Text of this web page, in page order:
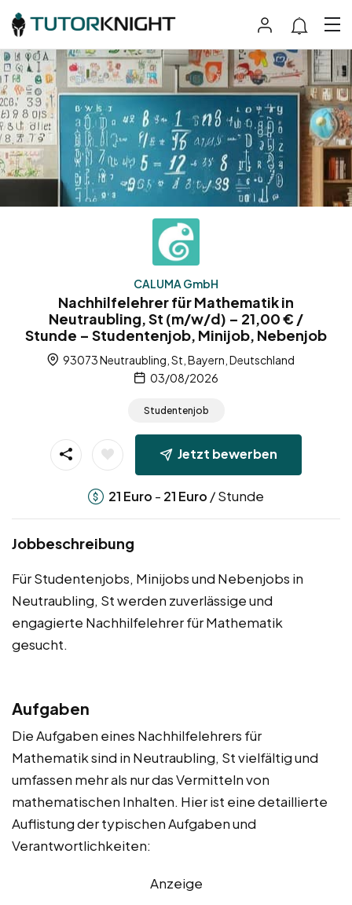
CALUMA GmbH
Nachhilfelehrer für Mathematik in
Neutraubling, St (m/w/d) – 21,00 € /
Stunde – Studentenjob, Minijob, Nebenjob
93073 Neutraubling, St, Bayern, Deutschland
03/08/2026
Studentenjob
Jetzt bewerben
21 Euro - 21 Euro / Stunde
Jobbeschreibung
Für Studentenjobs, Minijobs und Nebenjobs in
Neutraubling, St werden zuverlässige und
engagierte Nachhilfelehrer für Mathematik
gesucht.
Aufgaben
Die Aufgaben eines Nachhilfelehrers für
Mathematik sind in Neutraubling, St vielfältig und
umfassen mehr als nur das Vermitteln von
mathematischen Inhalten. Hier ist eine detaillierte
Auflistung der typischen Aufgaben und
Verantwortlichkeiten:
Anzeige